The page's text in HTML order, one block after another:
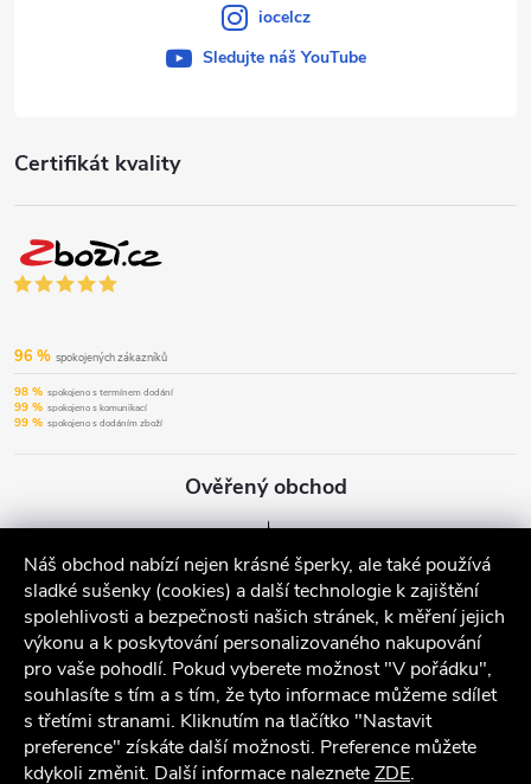
Náš obchod nabízí nejen krásné šperky, ale také používá
sladké sušenky (cookies) a další technologie k zajištění
spolehlivosti a bezpečnosti našich stránek, k měření jejich
výkonu a k poskytování personalizovaného nakupování
pro vaše pohodlí. Pokud vyberete možnost "V pořádku",
souhlasíte s tím a s tím, že tyto informace můžeme sdílet
s třetími stranami. Kliknutím na tlačítko "Nastavit
preference" získáte další možnosti. Preference můžete
kdykoli změnit. Další informace nalezneteZDE.
Certifikát kvality
96 % spokojených zákazníků
98 % spokojeno s termínem dodání
99 % spokojeno s komunikací
99 % spokojeno s dodáním zboží
Ověřený obchod
iocelcz
Sledujte náš YouTube